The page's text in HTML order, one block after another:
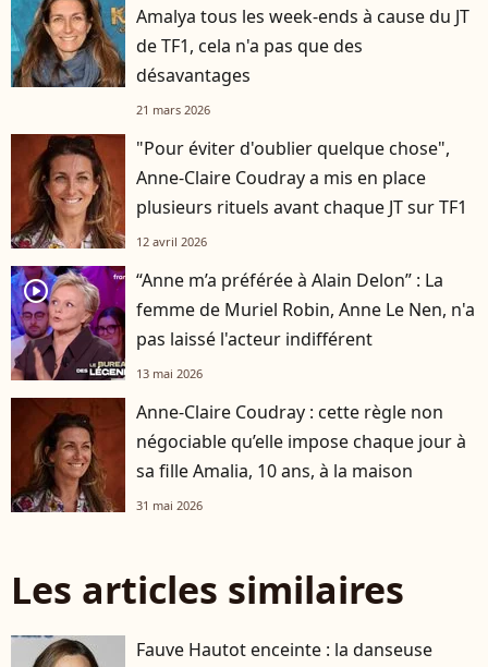
Amalya tous les week-ends à cause du JT
de TF1, cela n'a pas que des
désavantages
21 mars 2026
"Pour éviter d'oublier quelque chose",
Anne-Claire Coudray a mis en place
plusieurs rituels avant chaque JT sur TF1
12 avril 2026
player2
“Anne m’a préférée à Alain Delon” : La
femme de Muriel Robin, Anne Le Nen, n'a
pas laissé l'acteur indifférent
13 mai 2026
Anne-Claire Coudray : cette règle non
négociable qu’elle impose chaque jour à
sa fille Amalia, 10 ans, à la maison
31 mai 2026
Les articles similaires
Fauve Hautot enceinte : la danseuse